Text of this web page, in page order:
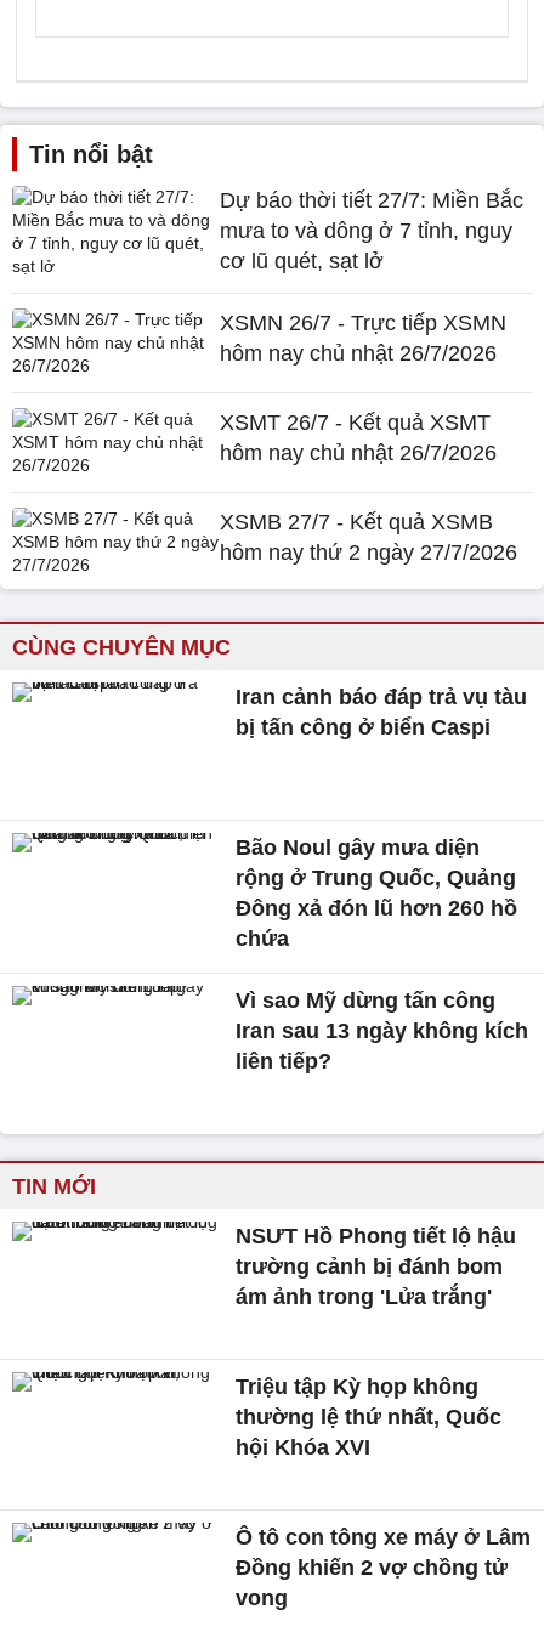
Tin nổi bật
Dự báo thời tiết 27/7: Miền Bắc
mưa to và dông ở 7 tỉnh, nguy
cơ lũ quét, sạt lở
XSMN 26/7 - Trực tiếp XSMN
hôm nay chủ nhật 26/7/2026
XSMT 26/7 - Kết quả XSMT
hôm nay chủ nhật 26/7/2026
XSMB 27/7 - Kết quả XSMB
hôm nay thứ 2 ngày 27/7/2026
CÙNG CHUYÊN MỤC
Iran cảnh báo đáp trả vụ tàu
bị tấn công ở biển Caspi
Bão Noul gây mưa diện
rộng ở Trung Quốc, Quảng
Đông xả đón lũ hơn 260 hồ
chứa
Vì sao Mỹ dừng tấn công
Iran sau 13 ngày không kích
liên tiếp?
TIN MỚI
NSƯT Hồ Phong tiết lộ hậu
trường cảnh bị đánh bom
ám ảnh trong 'Lửa trắng'
Triệu tập Kỳ họp không
thường lệ thứ nhất, Quốc
hội Khóa XVI
Ô tô con tông xe máy ở Lâm
Đồng khiến 2 vợ chồng tử
vong